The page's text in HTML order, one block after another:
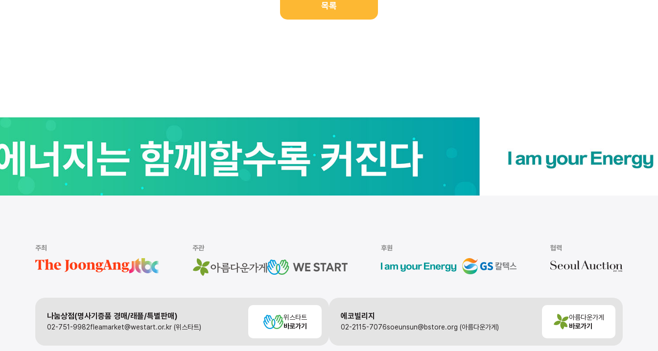
목록
주최 주관 후원 협력
나눔상점(명사기증품 경매/래플/특별판매)
02-751-9982fleamarket@westart.or.kr (위스타트)
위스타트
바로가기
에코빌리지
02-2115-7076soeunsun@bstore.org (아름다운가게)
아름다운가게
바로가기